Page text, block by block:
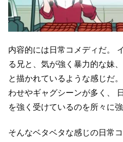
内容的には日常コメディだ。
る兄と、気が強く暴力的な妹、
と描かれているような感じだ。
わせやギャグシーンが多く、
を強く受けているのを所々に強
そんなベタベタな感じの日常